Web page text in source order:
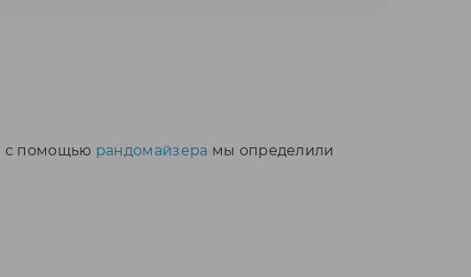
с помощью рандомайзера мы определили